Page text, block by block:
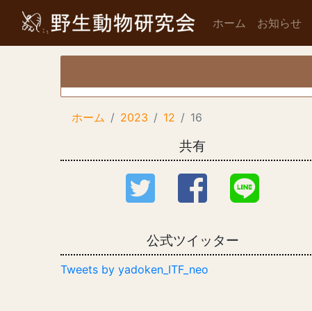
ホーム お知らせ
ホーム 2023 12
16
共有
公式ツイッター
Tweets by yadoken_ITF_neo